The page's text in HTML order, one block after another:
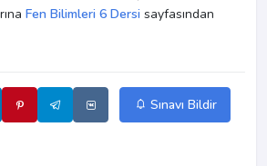
Fen Bilimleri 6 Dersi sayfasından
Sınavı Bildir